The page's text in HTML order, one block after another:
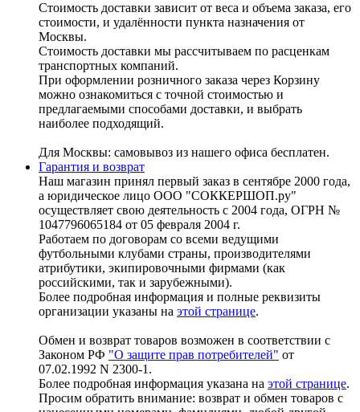
Стоимость доставки зависит от веса и объема заказа, его
стоимости, и удалённости пункта назначения от
Москвы.
Стоимость доставки мы рассчитываем по расценкам
транспортных компаний.
При оформлении розничного заказа через Корзину
можно ознакомиться с точной стоимостью и
предлагаемыми способами доставки, и выбрать
наиболее подходящий.
Для Москвы: самовывоз из нашего офиса бесплатен.
Гарантия и возврат
Наш магазин принял первый заказ в сентябре 2000 года,
а юридическое лицо ООО "СОККЕРШОП.ру"
осуществляет свою деятельность с 2004 года, ОГРН №
1047796065184 от 05 февраля 2004 г.
Работаем по договорам со всеми ведущими
футбольными клубами страны, производителями
атрибутики, экипировочными фирмами (как
российскими, так и зарубежными).
Более подробная информация и полные реквизиты
организации указаны на этой странице.
Обмен и возврат товаров возможен в соответствии с
Законом РФ "О защите прав потребителей" от
07.02.1992 N 2300-1.
Более подробная информация указана на этой странице.
Просим обратить внимание: возврат и обмен товаров с